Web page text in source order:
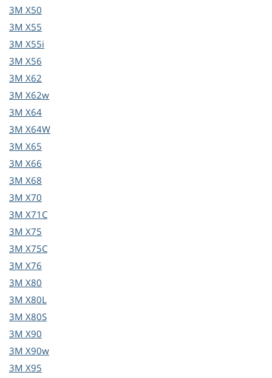
3M X50
3M X55
3M X55i
3M X56
3M X62
3M X62w
3M X64
3M X64W
3M X65
3M X66
3M X68
3M X70
3M X71C
3M X75
3M X75C
3M X76
3M X80
3M X80L
3M X80S
3M X90
3M X90w
3M X95